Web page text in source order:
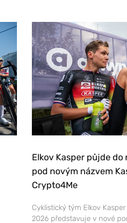
Elkov Kasper půjde do
pod novým názvem
Crypto4Me
Cyklistický tým Elkov
2026 představuje v nové